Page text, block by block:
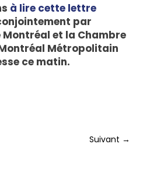
à lire cette lettre
par
Montréal et la Chambre
Métropolitain
ce matin.
Suivant →